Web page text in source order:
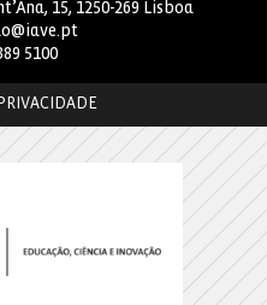
15, 1250-269 Lisboa
5100